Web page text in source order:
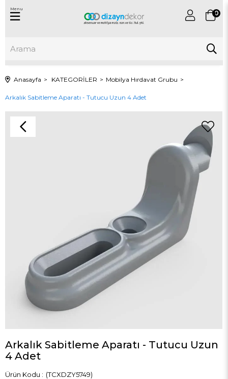
0
Menu
Anasayfa KATEGORİLER Mobilya Hırdavat Grubu
Arkalık Sabitleme Aparatı - Tutucu Uzun 4 Adet
Arkalık Sabitleme Aparatı - Tutucu Uzun
4 Adet
(TCXDZY5749)